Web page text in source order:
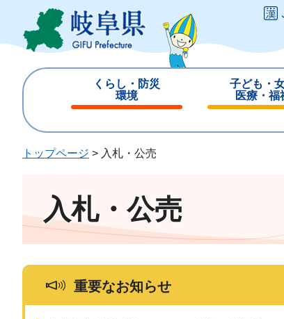
ジ
ュ
くらし・防災
環境
じ
子ども・
医療・福
じ
トップページ > 入札・公売
入札・公売
重要なお知らせ